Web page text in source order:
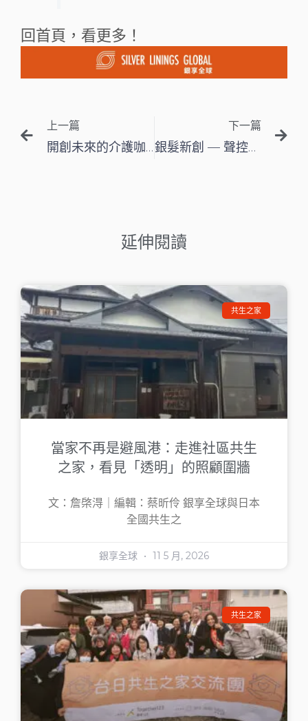
回首頁，看更多！
上一篇
開創未來的介護咖啡(Kaigo café)聚會
下一篇
銀髮新創 — 聲控設備
延伸閱讀
共生之家
當家不再是避風港：走進社區共生
之家，看見「透明」的照顧圍牆
文：詹棨淂｜編輯：蔡昕伶 銀享全球與日本
全國共生之
銀享全球 11 5 月, 2026
共生之家